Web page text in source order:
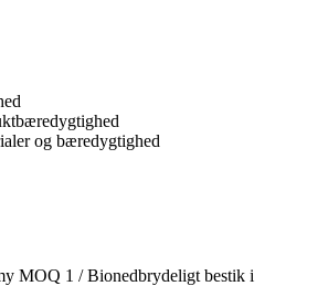
og bæredygtighed
MOQ 1 /Bionedbrydeligt bestik i